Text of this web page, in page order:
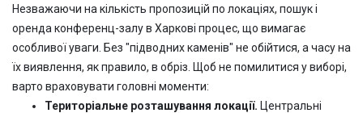
Незважаючи на кількість пропозицій по локаціях, пошук і
оренда конференц-залу в Харкові процес, що вимагає
особливої уваги. Без "підводних каменів" не обійтися, а часу на
їх виявлення, як правило, в обріз. Щоб не помилитися у виборі,
варто враховувати головні моменти:
Територіальне розташування локації. Центральні